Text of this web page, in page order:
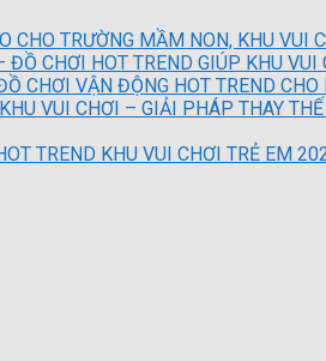
TRƯỜNG MẦM NON, KHU VUI
ĐỒ CHƠI HOT TREND GIÚP KHU
CHƠI VẬN ĐỘNG HOT TREND CHO
VUI CHƠI – GIẢI PHÁP THAY
TREND KHU VUI CHƠI TRẺ EM